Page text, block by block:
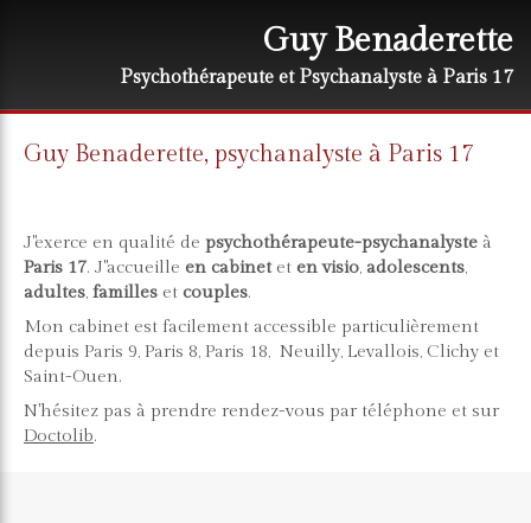
Guy Benaderette
Psychothérapeute et Psychanalyste à Paris 17
Guy Benaderette, psychanalyste à Paris 17
J''exerce en qualité de psychothérapeute-psychanalyste à
Paris 17. J''accueille en cabinetet en visio, adolescents,
adultes, familles et couples.
Mon cabinet est facilement accessible particulièrement
depuis Paris 9, Paris 8, Paris 18, Neuilly, Levallois, Clichy et
Saint-Ouen.
N'hésitez pas à prendre rendez-vous par téléphone et sur
Doctolib.